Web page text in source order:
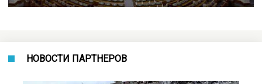
НОВОСТИ ПАРТНЕРОВ